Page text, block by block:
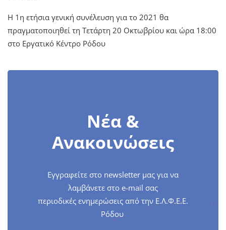
Η 1η ετήσια γενική συνέλευση για το 2021 θα
πραγματοποιηθεί τη Τετάρτη 20 Οκτωβρίου και ώρα 18:00
στο Εργατικό Κέντρο Ρόδου
Νέα &
Ανακοινώσεις
Εγγραφείτε στο newsletter μας για να
λαμβάνετε στο e-mail σας
περιοδικές ενημερώσεις από την Ε.Λ.Φ.Ε.Ε.
Ρόδου